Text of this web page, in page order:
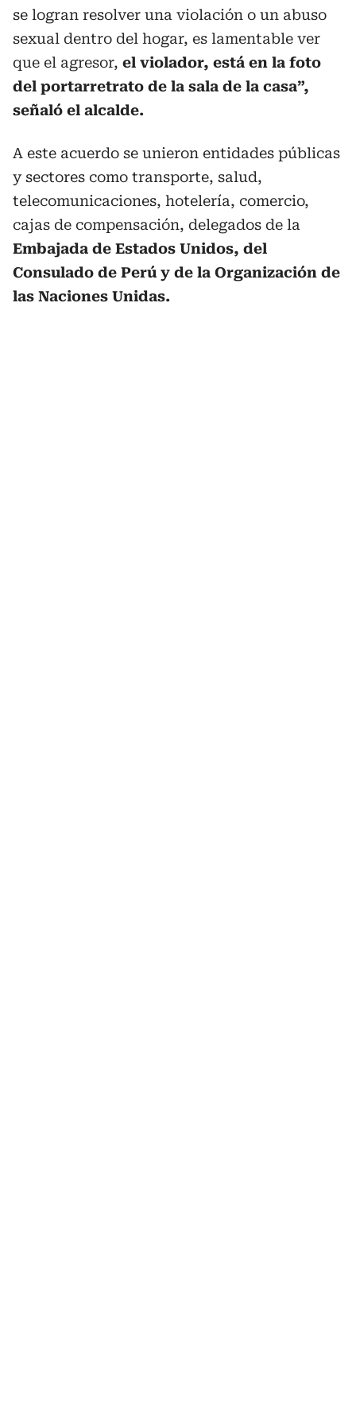
se logran resolver una violación o un abuso
sexual dentro del hogar, es lamentable ver
que el agresor, el violador, está en la foto
del portarretrato de la sala de la casa”,
señaló el alcalde.
A este acuerdo se unieron entidades públicas
y sectores como transporte, salud,
telecomunicaciones, hotelería, comercio,
cajas de compensación, delegados de la
Embajada de Estados Unidos, del
Consulado de Perú y de la Organización de
las Naciones Unidas.